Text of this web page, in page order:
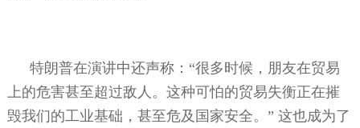
特朗普在演讲中还声称：“很多时候，朋友在贸易
上的危害甚至超过敌人。这种可怕的贸易失衡正在摧
毁我们的工业基础，甚至危及国家安全。” 这也成为了